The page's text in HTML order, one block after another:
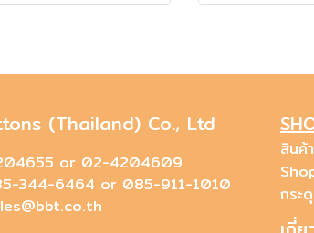
(Thailand) Co., Ltd
or 02-4204609
344-6464 or 085-911-1010
สินค้
กระ